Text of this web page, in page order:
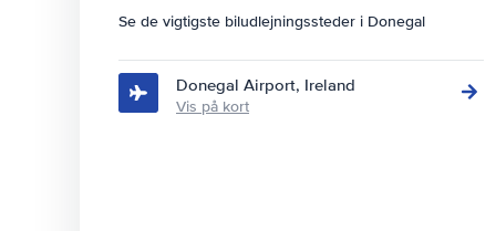
Se de vigtigste biludlejningssteder i Donegal
Donegal Airport, Ireland
Vis på kort